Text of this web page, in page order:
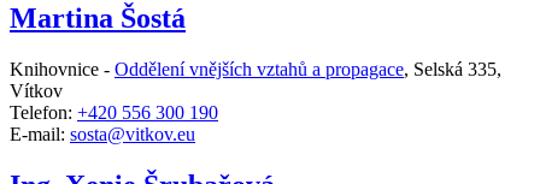
Martina Šostá
Knihovnice - Oddělení vnějších vztahů a propagace, Selská 335,
Vítkov
Telefon: +420 556 300 190
E-mail: sosta@vitkov.eu